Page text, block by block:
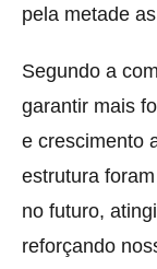
pela metade
Segundo a
garantir mais
e crescimento
estrutura
no futuro,
reforçando